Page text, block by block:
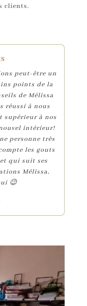
clients.
peut-être un
points de la
de Mélissa
réussi à nous
supérieur à nos
intérieur!
personne très
les gouts
qui suit ses
Mélissa,
😉